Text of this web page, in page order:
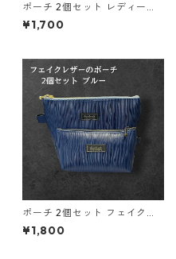
ポーチ 2個セット レディース
和柄 o35 小物入れ ハンドメイ
ド ギフト 化粧ポーチ
¥1,700
ポーチ 2個セット フェイクレ
ザー ブルー 大小セット o44
小物入れ ハンドメイド 化粧ポ
¥1,800